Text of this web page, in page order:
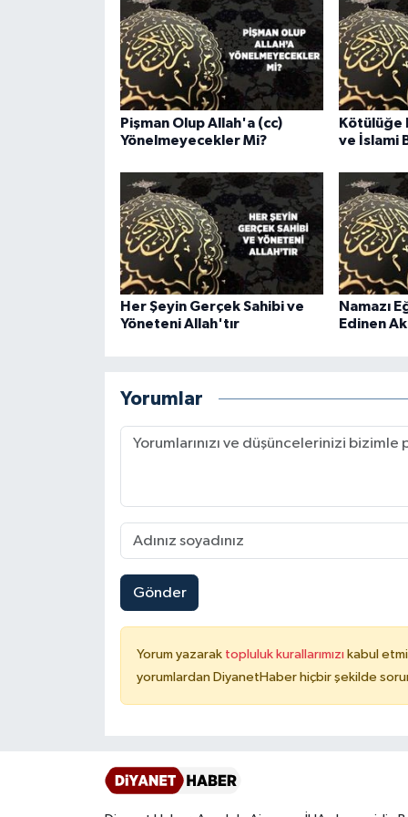
Pişman Olup Allah'a (cc)
Yönelmeyecekler Mi?
Kötülüğe
ve İslami
Her Şeyin Gerçek Sahibi ve
Yöneteni Allah'tır
Namazı
Edinen
Yorumlar
Gönder
Yorum yazarak topluluk kurallarımızı kabul
yorumlardan DiyanetHaber hiçbir şekilde
Gümüşhane Müftülüğü
Hakkari Müftülüğü
Hatay Müftülüğü
Isparta Müftülüğü
İstanbul Müftülüğü
İzmir Müftülüğü
Karabük Müftülüğü
Karaman Müftülüğü
Kastamonu Müftülüğü
Kayseri Müftülüğü